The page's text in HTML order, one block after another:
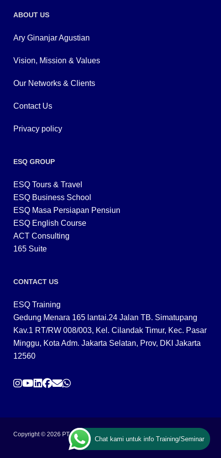
ABOUT US
Ary Ginanjar Agustian
Vision, Mission & Values
Our Networks & Clients
Contact Us
Privacy policy
ESQ GROUP
ESQ Tours & Travel
ESQ Business School
ESQ Masa Persiapan Pensiun
ESQ English Course
ACT Consulting
165 Suite
CONTACT US
ESQ Training
Gedung Menara 165 lantai.24 Jalan TB. Simatupang
Kav.1 RT/RW 008/003, Kel. Cilandak Timur, Kec. Pasar
Minggu, Kota Adm. Jakarta Selatan, Prov, DKI Jakarta
12560
Copyright © 2026 PT ARGA BANGUN BANGSA
Chat kami untuk info Training/Seminar